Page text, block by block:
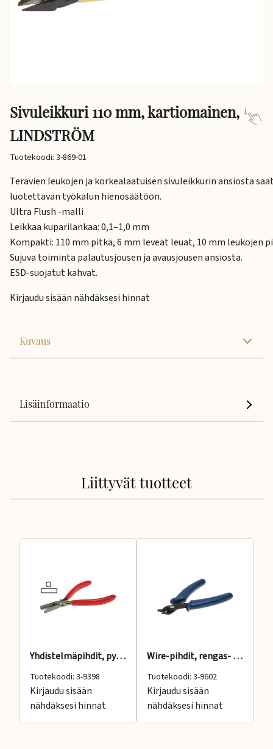
Sivuleikkuri 110 mm, kartiomainen,
LINDSTRÖM
Tuotekoodi: 3-869-01
Terävien leukojen ja korkealaatuisen sivuleikkurin ansiosta
luotettavan työkalun hienosäätöön.
Ultra Flush -malli
Leikkaa kuparilankaa: 0,1–1,0 mm
Kompakti: 110 mm pitkä, 6 mm leveät leuat, 10 mm leukojen
Sujuva toiminta palautusjousen ja avausjousen ansiosta.
ESD-suojatut kahvat.
Kirjaudu sisään nähdäksesi hinnat
Kuvaus
Lisäinformaatio
Liittyvät tuotteet
Yhdistelmäpihdit, pyöreä-latta, 130 mm
Tuotekoodi: 3-9398
Kirjaudu sisään
nähdäksesi hinnat
Wire-pihdit, rengas- ja putkiklemmarien kiinnityks
Tuotekoodi: 3-9602
Kirjaudu sisään
nähdäksesi hinnat